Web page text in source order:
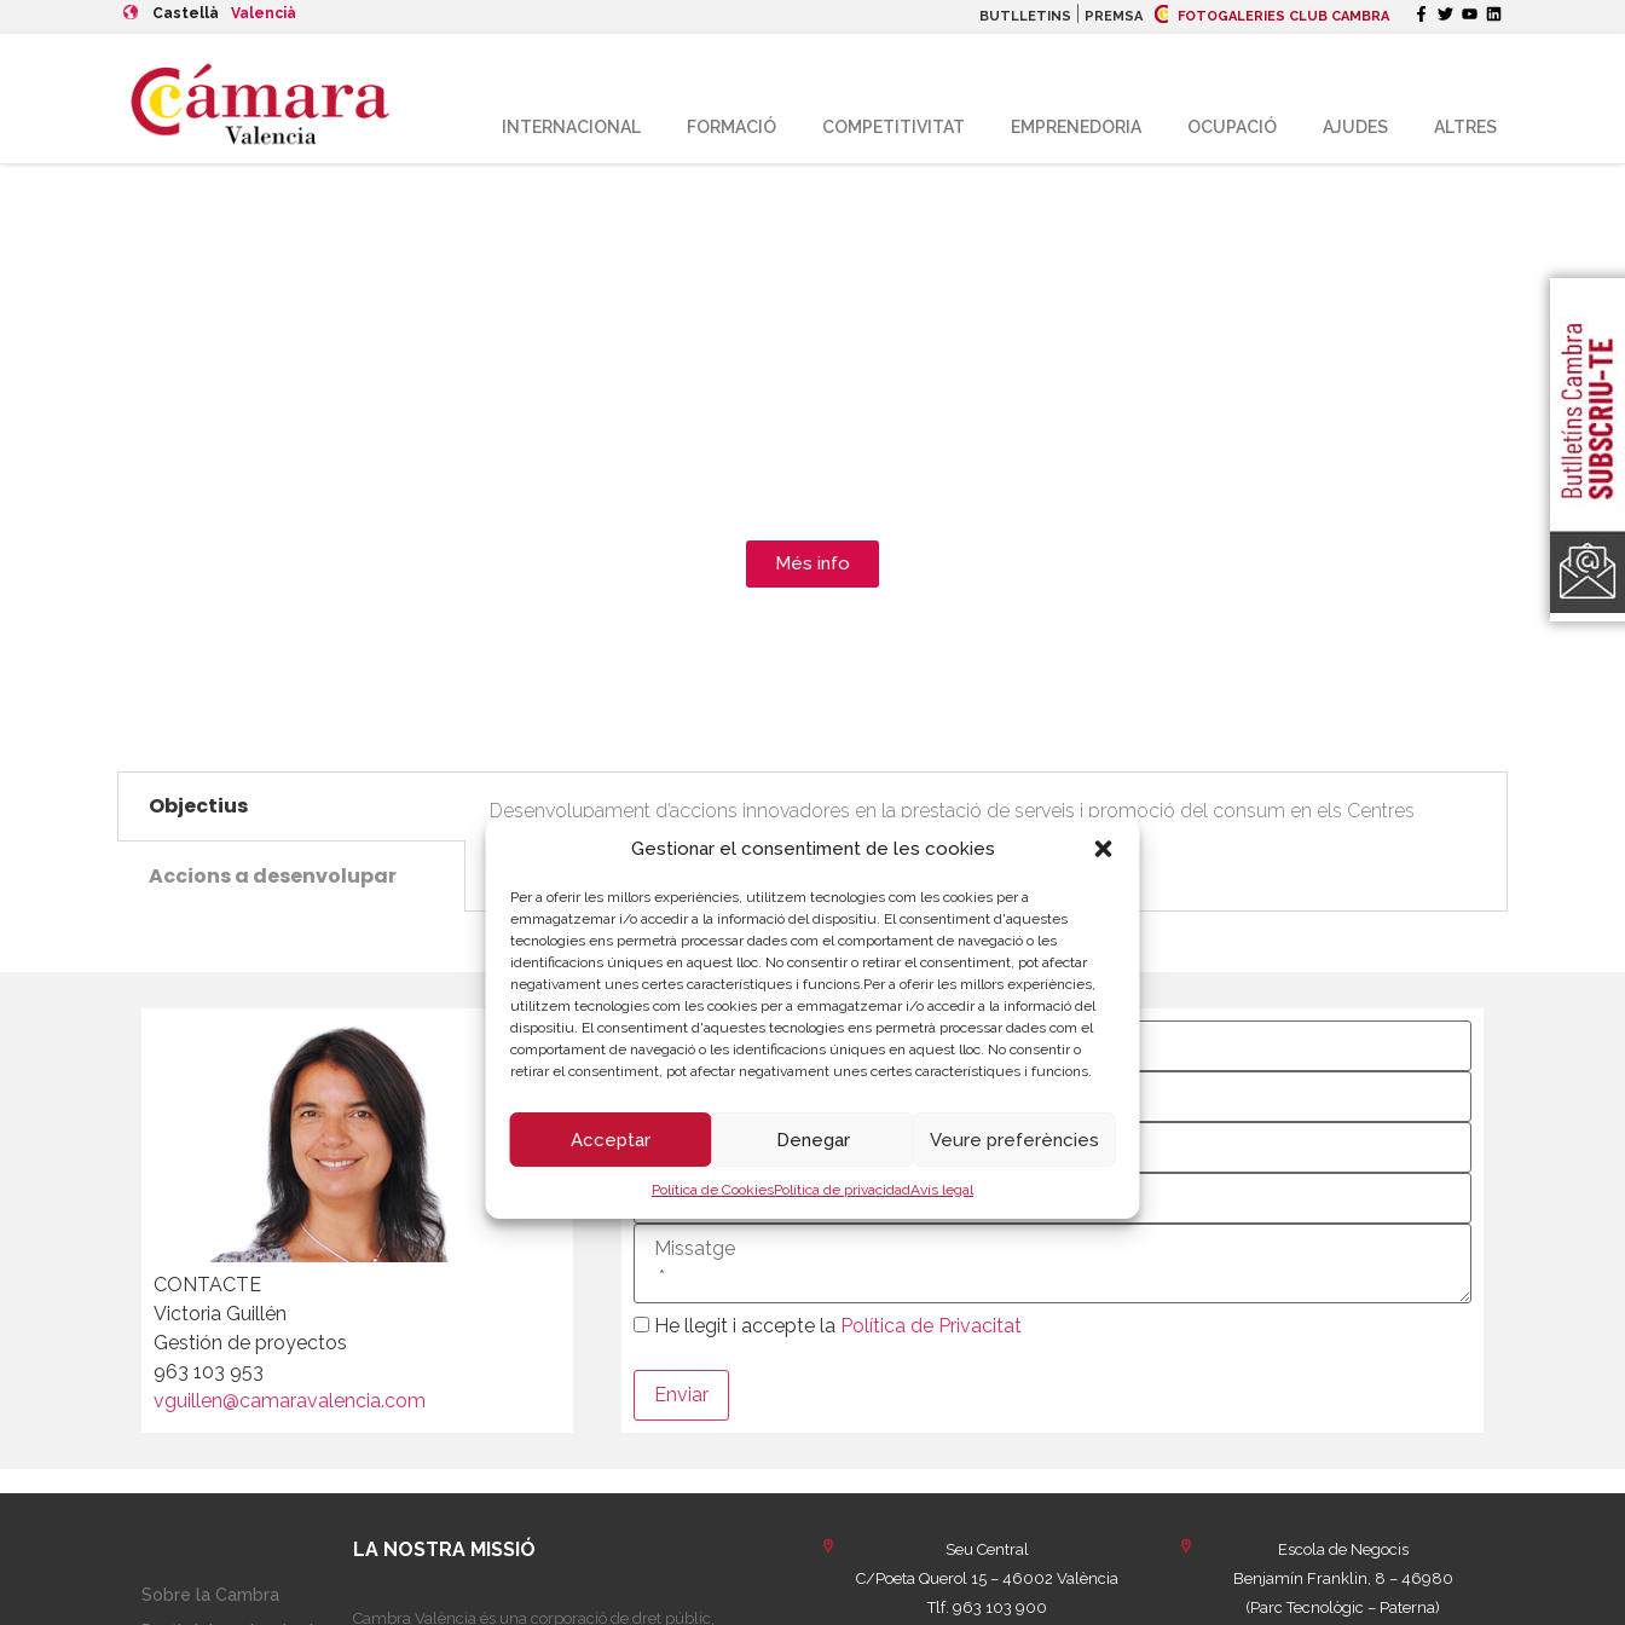
Gestionar el consentiment de les cookies
Per a oferir les millors experiències, utilitzem tecnologies com les cookies per a
emmagatzemar i/o accedir a la informació del dispositiu. El consentiment d'aquestes
tecnologies ens permetrà processar dades com el comportament de navegació o les
identificacions úniques en aquest lloc. No consentir o retirar el consentiment, pot afectar
negativament unes certes característiques i funcions.Per a oferir les millors experiències,
utilitzem tecnologies com les cookies per a emmagatzemar i/o accedir a la informació del
dispositiu. El consentiment d'aquestes tecnologies ens permetrà processar dades com el
comportament de navegació o les identificacions úniques en aquest lloc. No consentir o
retirar el consentiment, pot afectar negativament unes certes característiques i funcions.
Acceptar Denegar Veure preferències
Política de CookiesPolítica de privacidadAvís legal
Castellà Valencià BUTLLETINS PREMSA FOTOGALERIES CLUB CAMBRA
INTERNACIONAL FORMACIÓ COMPETITIVITAT EMPRENEDORIA OCUPACIÓ AJUDES ALTRES
Més info
Objectius
Accions a desenvolupar
Desenvolupament d’accions innovadores en la prestació de serveis i promoció del consum en els Centres
Comercials Urbans (CCU) i en els principals eixos comercials urbans.
CONTACTE
Victoria Guillén
Gestión de proyectos
963 103 953
vguillen@camaravalencia.com
He llegit i accepte la Política de Privacitat
Sobre la Cambra
LA NOSTRA MISSIÓ
Cambra València és una corporació de dret públic,
Seu Central
C/Poeta Querol 15 – 46002 València
Tlf. 963 103 900
Escola de Negocis
Benjamín Franklin, 8 – 46980
(Parc Tecnològic – Paterna)